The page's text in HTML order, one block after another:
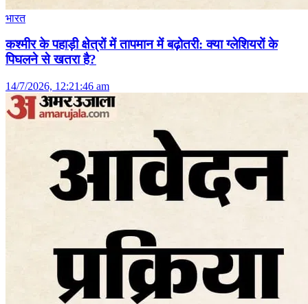
भारत
कश्मीर के पहाड़ी क्षेत्रों में तापमान में बढ़ोतरी: क्या ग्लेशियरों के
पिघलने से खतरा है?
14/7/2026, 12:21:46 am